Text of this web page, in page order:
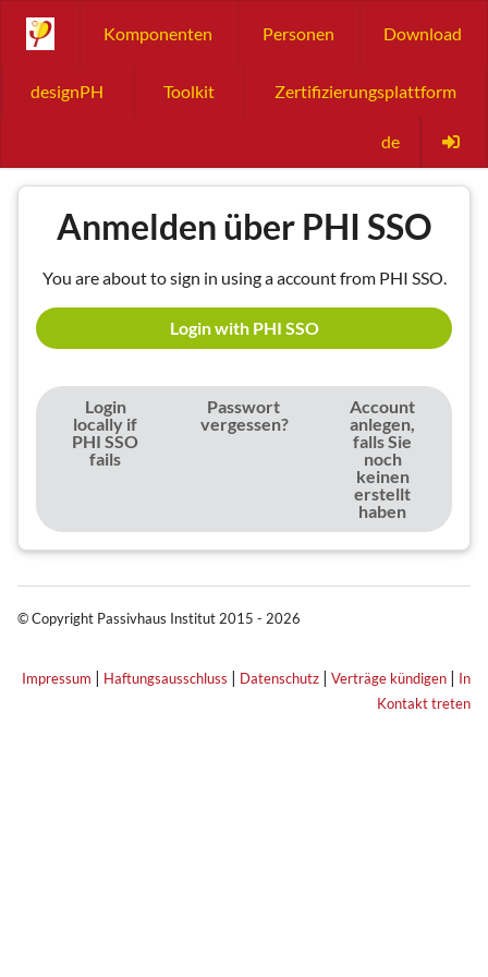
Komponenten Personen Download
designPH Toolkit Zertifizierungsplattform
de
Anmelden über PHI SSO
You are about to sign in using a account from PHI SSO.
Login with PHI SSO
Login
locally if
PHI SSO
fails
Passwort
vergessen?
Account
anlegen,
falls Sie
noch
keinen
erstellt
haben
© Copyright Passivhaus Institut 2015 - 2026
Impressum | Haftungsausschluss | Datenschutz | Verträge kündigen | In
Kontakt treten